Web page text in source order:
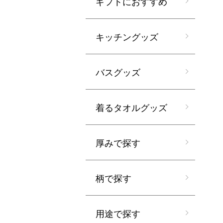
キッチングッズ
バスグッズ
着るタオルグッズ
厚みで探す
柄で探す
用途で探す